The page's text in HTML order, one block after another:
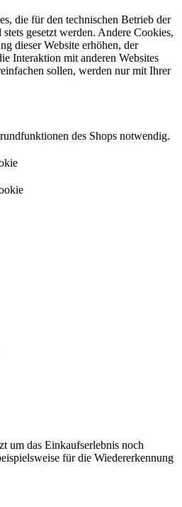
die für den technischen Betrieb der
gesetzt werden. Andere Cookies,
dieser Website erhöhen, der
Interaktion mit anderen Websites
sollen, werden nur mit Ihrer
des Shops notwendig.
um das Einkaufserlebnis noch
für die Wiedererkennung